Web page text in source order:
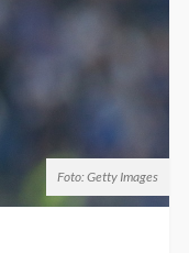
Foto: Getty Images